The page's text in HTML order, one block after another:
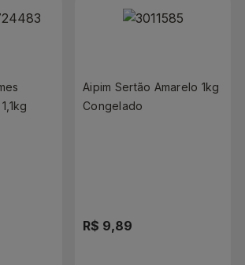
Aipim Sertão Amarelo 1kg
Congelado
R$ 9,89